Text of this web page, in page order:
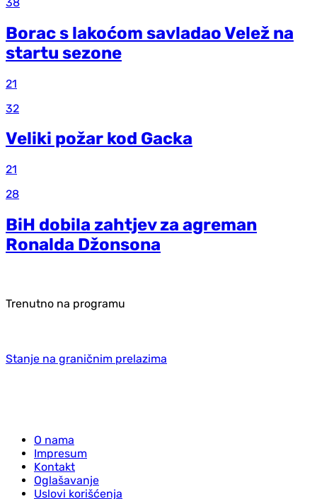
Borac s lakoćom savladao Velež na
startu sezone
21
32
Veliki požar kod Gacka
21
28
BiH dobila zahtjev za agreman
Ronalda Džonsona
Trenutno na programu
Stanje na graničnim prelazima
O nama
Impresum
Kontakt
Oglašavanje
Uslovi korišćenja